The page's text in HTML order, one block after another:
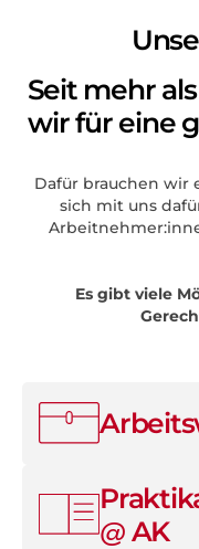
Seit mehr
wir für eine
Dafür brauchen wir
sich mit uns
Es gibt viele
@AK